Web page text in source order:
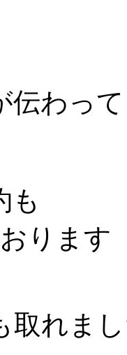
伝わっ
も
ります
取れま